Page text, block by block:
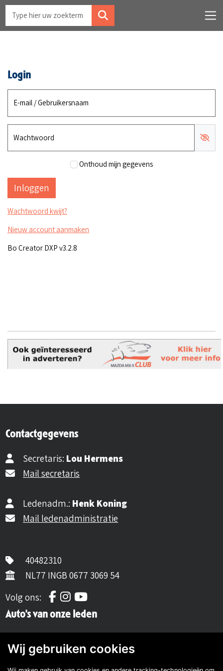
Login
E-mail / Gebruikersnaam
Wachtwoord
Onthoud mijn gegevens
Wachtwoord kwijt?
Nieuw account aanmaken
Bo Creator DXP v3.2.8
Contactgegevens
Secretaris: Lou Hermens
Mail secretaris
Ledenadm.: Henk Koning
Mail ledenadministratie
40482310
NL77 INGB 0677 3069 54
Volg ons:
Volg ons op Facebook
Volg ons op Instagram
Volg ons op YouTube
Auto's van onze leden
Wij gebruiken cookies